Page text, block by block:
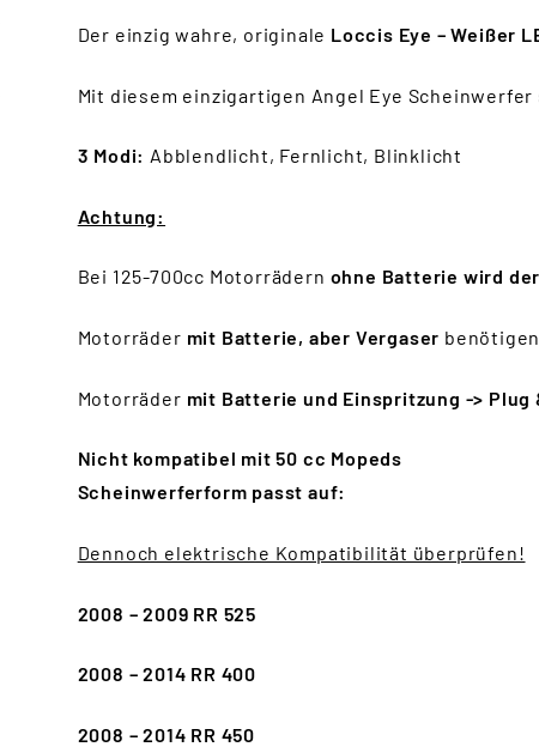
Der einzig wahre, originale Loccis Eye – Weißer
Mit diesem einzigartigen Angel Eye
3 Modi: Abblendlicht, Fernlicht, Blinklicht
Achtung:
Bei 125-700cc Motorrädern ohne Batterie wird der
Motorräder mit Batterie, aber Vergaser
Motorräder mit Batterie und Einspritzung -> Plug
Nicht kompatibel mit 50 cc Mopeds
Scheinwerferform passt auf:
Dennoch elektrische Kompatibilität überprüfen!
2008 – 2009 RR 525
2008 – 2014 RR 400
2008 – 2014 RR 450